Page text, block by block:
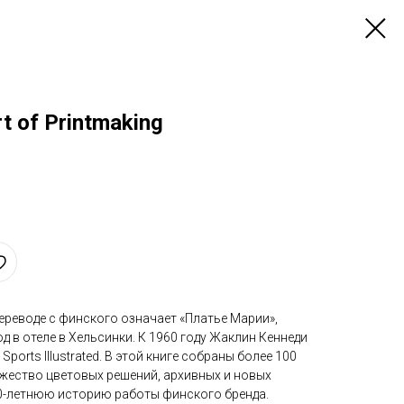
of Printmaking
с финского означает «Платье Марии»,
в отеле в Хельсинки. К 1960 году Жаклин Кеннеди
Illustrated. В этой книге собраны более 100
цветовых решений, архивных и новых
летнюю историю работы финского бренда.